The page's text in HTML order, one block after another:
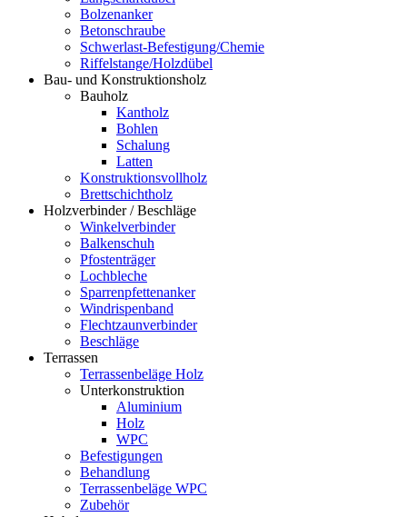
Bolzenanker
Betonschraube
Schwerlast-Befestigung/Chemie
Riffelstange/Holzdübel
Bau- und Konstruktionsholz
Bauholz
Kantholz
Bohlen
Schalung
Latten
Konstruktionsvollholz
Brettschichtholz
Holzverbinder / Beschläge
Winkelverbinder
Balkenschuh
Pfostenträger
Lochbleche
Sparrenpfettenanker
Windrispenband
Flechtzaunverbinder
Beschläge
Terrassen
Terrassenbeläge Holz
Unterkonstruktion
Aluminium
Holz
WPC
Befestigungen
Behandlung
Terrassenbeläge WPC
Zubehör